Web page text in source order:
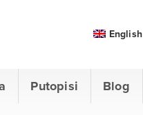
Putopisi Blog
English